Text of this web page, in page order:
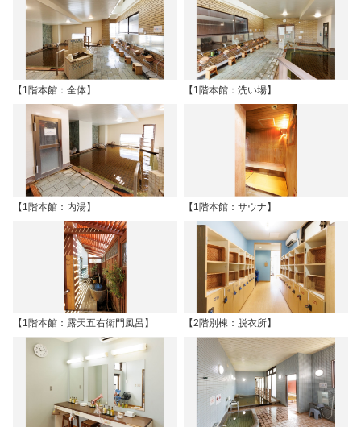
【1階本館：全体】 【1階本館：洗い場】
【1階本館：内湯】 【1階本館：サウナ】
【1階本館：露天五右衛門風呂】 【2階別棟：脱衣所】